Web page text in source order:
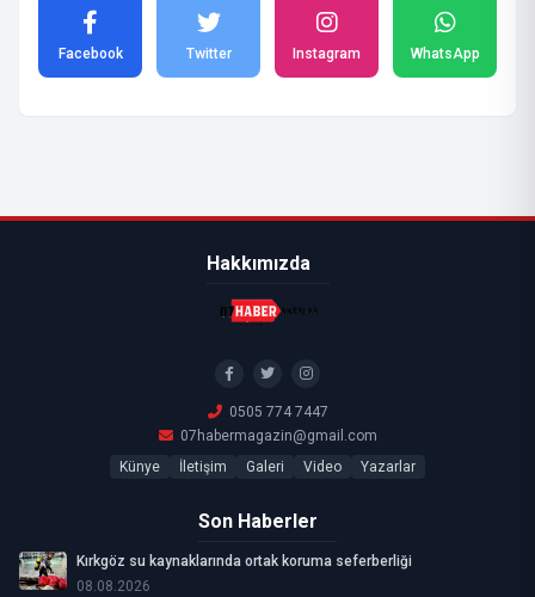
Facebook Twitter Instagram WhatsApp
Hakkımızda
0505 774 7447
07habermagazin@gmail.com
Künye
İletişim Galeri Video Yazarlar
Son Haberler
Kırkgöz su kaynaklarında ortak koruma seferberliği
08.08.2026